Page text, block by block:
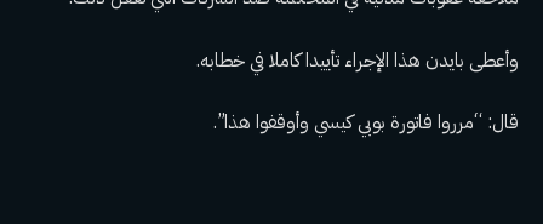
وأعطى بايدن هذا الإجراء تأييدا كاملا في خطابه.
قال: “مرروا فاتورة بوبي كيسي وأوقفوا هذا”.